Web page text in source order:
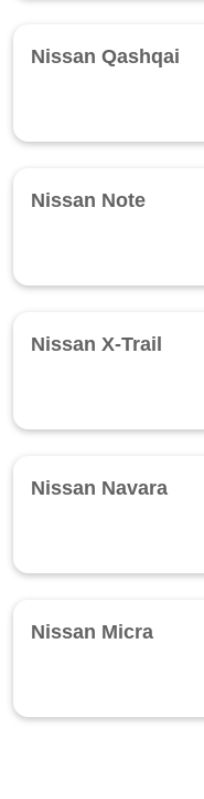
Nissan Qashqai
Nissan Note
Nissan X-Trail
Nissan Navara
Nissan Micra